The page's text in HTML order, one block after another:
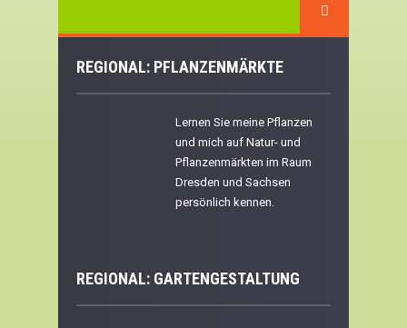
REGIONAL: PFLANZENMÄRKTE
Lernen Sie meine Pflanzen
und mich auf Natur- und
Pflanzenmärkten im Raum
Dresden und Sachsen
persönlich kennen.
REGIONAL: GARTENGESTALTUNG